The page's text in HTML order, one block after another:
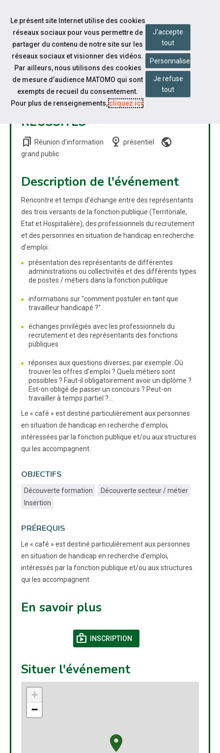
Aller au contenu
CAFÉ
DES
RÉUSSITES
bookmarks Réunion d'information nest_cam_indoor présentiel public
grand public
Description de l'événement
Rencontre et temps d’échange entre des représentants
des trois versants de la fonction publique (Territoriale,
Etat et Hospitalière), des professionnels du recrutement
et des personnes en situation de handicap en recherche
d’emploi:
présentation des représentants de différentes
administrations ou collectivités et des différents types
de postes / métiers dans la fonction publique
informations sur "comment postuler en tant que
travailleur handicapé ?"
échanges privilégiés avec les professionnels du
recrutement et des représentants des fonctions
publiques
réponses aux questions diverses; par exemple: Où
trouver les offres d'emploi ? Quels métiers sont
possibles ? Faut-il obligatoirement avoir un diplôme ?
Est-on obligé de passer un concours ? Peut-on
travailler à temps partiel ?...
Le « café » est destiné particulièrement aux personnes
en situation de handicap en recherche d’emploi,
intéressées par la fonction publique et/ou aux structures
qui les accompagnent.
OBJECTIFS
Découverte formation
Découverte secteur / métier
Insertion
PRÉREQUIS
Le « café » est destiné particulièrement aux personnes
en situation de handicap en recherche d’emploi,
intéressés par la fonction publique et/ou aux structures
qui les accompagnent.
En savoir plus
shop INSCRIPTION
Situer l'événement
+
−
Le présent site Internet utilise des cookies
réseaux sociaux pour vous permettre de
partager du contenu de notre site sur les
réseaux sociaux et visionner des vidéos.
Par ailleurs, nous utilisons des cookies
de mesure d’audience MATOMO qui sont
exempts de recueil du consentement.
Pour plus de renseignements,cliquez ici.
J'accepte
tout
Personnaliser
Je refuse
tout